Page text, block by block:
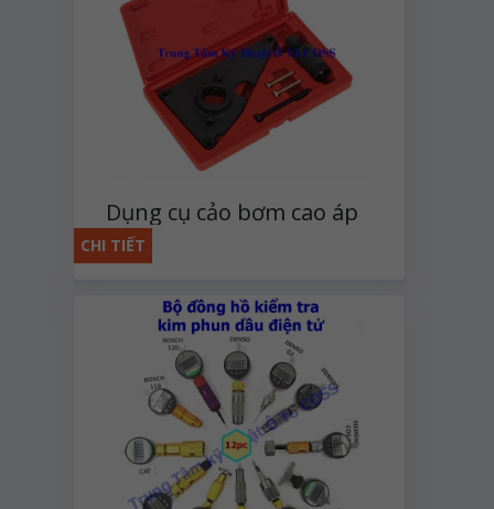
Dụng cụ cảo bơm cao áp
dầu Hyundai/Kia
CHI TIẾT